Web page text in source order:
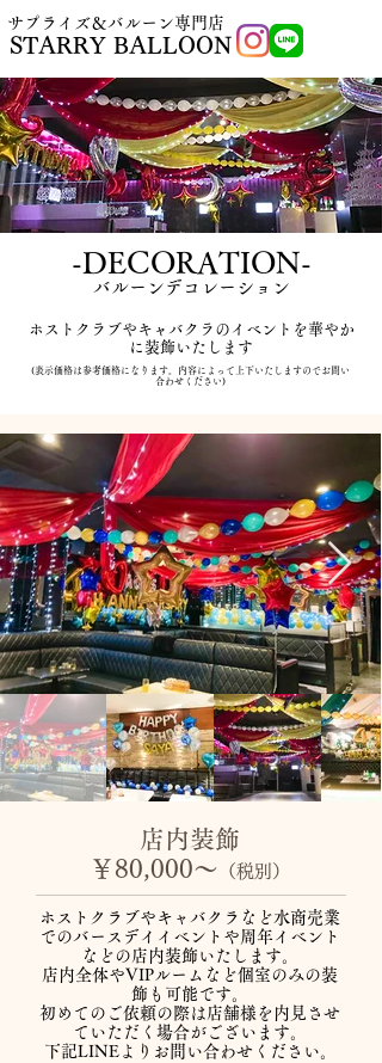
STARRY BALLOON
​サプライズ＆バルーン専門店
​-DECORATION-
​バルーンデコレーション
​ホストクラブやキャバクラのイベントを華やか
に装飾いたします
(表示価格は参考価格になります。内容によって上下いたしますのでお問い
合わせください)
店内装飾
￥80,000～ （税別）
ホストクラブやキャバクラなど水商売業
でのバースデイイベントや周年イベント
などの店内装飾いたします。
店内全体やVIPルームなど個室のみの装
飾も可能です。
​初めてのご依頼の際は店舗様を内見させ
ていただく場合がございます。
​下記LINEよりお問い合わせください。